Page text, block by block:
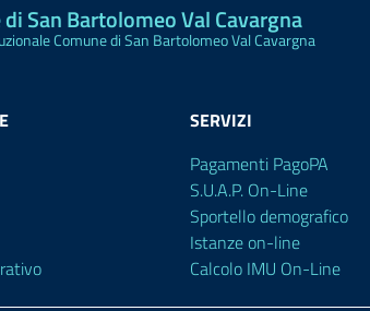
San Bartolomeo Val Cavargna
Comune di San Bartolomeo Val Cavargna
SERVIZI
Pagamenti PagoPA
S.U.A.P. On-Line
Sportello demografico
Istanze on-line
Calcolo IMU On-Line